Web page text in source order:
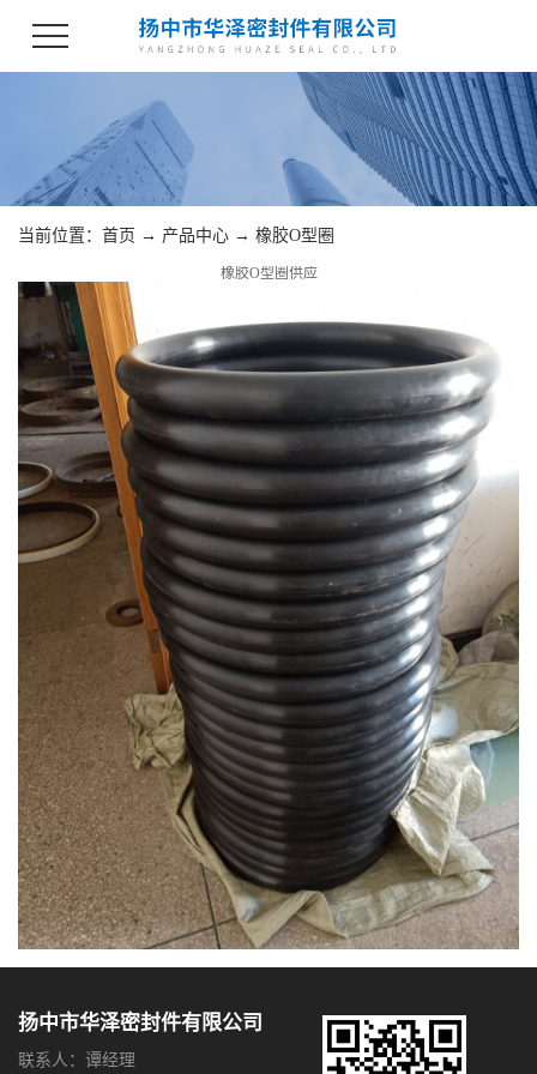
当前位置： 首页 → 产品中心 → 橡胶O型圈
橡胶O型圈供应
扬中市华泽密封件有限公司
联系人：谭经理